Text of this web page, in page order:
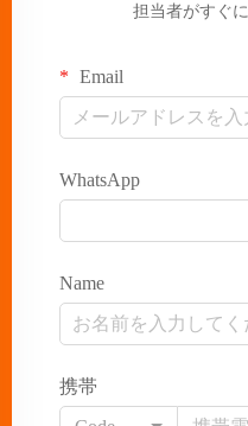
担当者がすぐ
Email
WhatsApp
Name
携帯